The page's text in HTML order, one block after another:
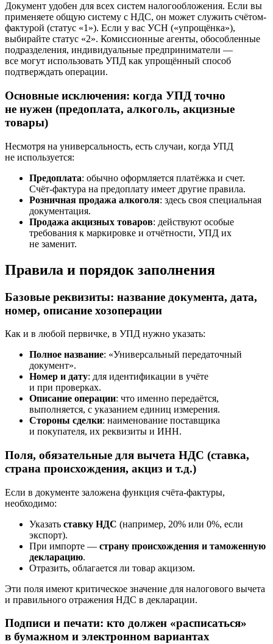
Документ удобен для всех систем налогообложения. Если вы
применяете общую систему с НДС, он может служить счётом-
фактурой (статус «1»). Если у вас УСН («упрощёнка»),
выбирайте статус «2». Комиссионные агенты, обособленные
подразделения, индивидуальные предприниматели —
все могут использовать УПД как упрощённый способ
подтверждать операции.
Основные исключения: когда УПД точно
не нужен (предоплата, алкоголь, акцизные
товары)
Несмотря на универсальность, есть случаи, когда УПД
не используется:
Предоплата: обычно оформляется платёжка и счет.
Счёт-фактура на предоплату имеет другие правила.
Розничная продажа алкоголя: здесь своя специальная
документация.
Продажа акцизных товаров: действуют особые
требования к маркировке и отчётности, УПД их
не заменит.
Правила и порядок заполнения
Базовые реквизиты: название документа, дата,
номер, описание хозоперации
Как и в любой первичке, в УПД нужно указать:
Полное название: «Универсальный передаточный
документ».
Номер и дату: для идентификации в учёте
и при проверках.
Описание операции: что именно передаётся,
выполняется, с указанием единиц измерения.
Стороны сделки: наименование поставщика
и покупателя, их реквизиты и ИНН.
Поля, обязательные для вычета НДС (ставка,
страна происхождения, акциз и т.д.)
Если в документе заложена функция счёта-фактуры,
необходимо:
Указать ставку НДС (например, 20% или 0%, если
экспорт).
При импорте — страну происхождения и таможенную
декларацию.
Отразить, облагается ли товар акцизом.
Эти поля имеют критическое значение для налогового вычета
и правильного отражения НДС в декларации.
Подписи и печати: кто должен «расписаться»
в бумажном и электронном вариантах